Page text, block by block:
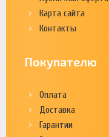
Карта сайта
Контакты
Покупателю
Оплата
Доставка
Гарантии